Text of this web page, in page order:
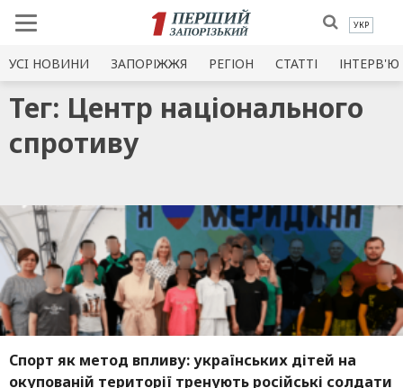
УКР
УСI НОВИНИ ЗАПОРІЖЖЯ РЕГІОН СТАТТІ ІНТЕРВ'Ю
Тег: Центр національного
спротиву
Спорт як метод впливу: українських дітей на
окупованій території тренують російські солдати